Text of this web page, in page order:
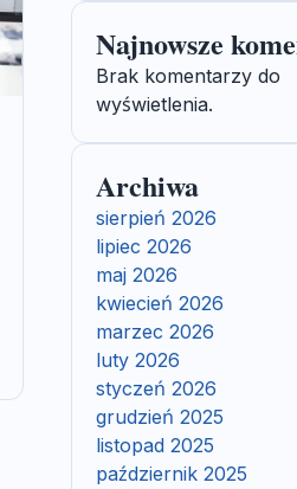
Najnowsze
Brak komentarzy do
wyświetlenia.
Archiwa
sierpień 2026
lipiec 2026
maj 2026
kwiecień 2026
marzec 2026
luty 2026
styczeń 2026
grudzień 2025
listopad 2025
październik 2025